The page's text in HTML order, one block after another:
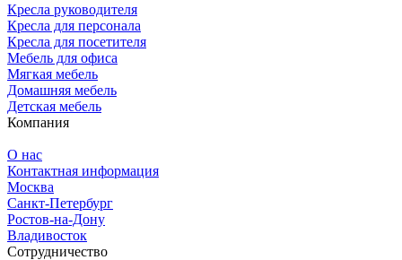
Кресла руководителя
Кресла для персонала
Кресла для посетителя
Мебель для офиса
Мягкая мебель
Домашняя мебель
Детская мебель
Компания
О нас
Контактная информация
Москва
Санкт-Петербург
Ростов-на-Дону
Владивосток
Сотрудничество